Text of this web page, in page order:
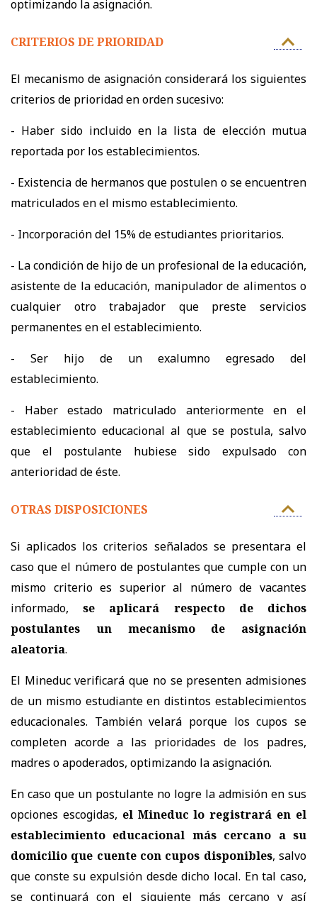
optimizando la asignación.
CRITERIOS DE PRIORIDAD
El mecanismo de asignación considerará los siguientes
criterios de prioridad en orden sucesivo:
- Haber sido incluido en la lista de elección mutua
reportada por los establecimientos.
- Existencia de hermanos que postulen o se encuentren
matriculados en el mismo establecimiento.
- Incorporación del 15% de estudiantes prioritarios.
- La condición de hijo de un profesional de la educación,
asistente de la educación, manipulador de alimentos o
cualquier otro trabajador que preste servicios
permanentes en el establecimiento.
- Ser hijo de un exalumno egresado del
establecimiento.
- Haber estado matriculado anteriormente en el
establecimiento educacional al que se postula, salvo
que el postulante hubiese sido expulsado con
anterioridad de éste.
OTRAS DISPOSICIONES
Si aplicados los criterios señalados se presentara el
caso que el número de postulantes que cumple con un
mismo criterio es superior al número de vacantes
informado,se aplicará respecto de dichos
postulantes un mecanismo de asignación
aleatoria.
El Mineduc verificará que no se presenten admisiones
de un mismo estudiante en distintos establecimientos
educacionales. También velará porque los cupos se
completen acorde a las prioridades de los padres,
madres o apoderados, optimizando la asignación.
En caso que un postulante no logre la admisión en sus
opciones escogidas, el Mineduc lo registrará en el
establecimiento educacional más cercano a su
domicilio que cuente con cupos disponibles, salvo
que conste su expulsión desde dicho local. En tal caso,
se continuará con el siguiente más cercano y así